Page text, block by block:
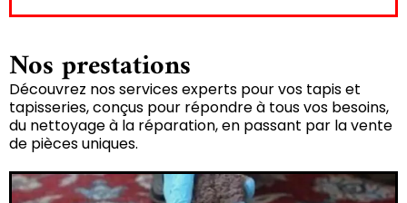
Nos prestations
Découvrez nos services experts pour vos tapis et
tapisseries, conçus pour répondre à tous vos besoins,
du nettoyage à la réparation, en passant par la vente
de pièces uniques.